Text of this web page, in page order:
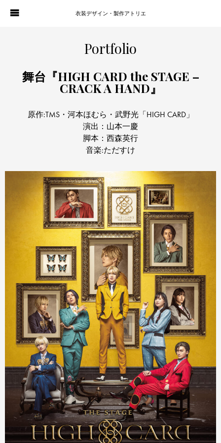
BLOG COMPANY
HISTORY
衣装デザイン・製作アトリエ
Portfolio
舞台『HIGH CARD the STAGE –
CRACK A HAND』
原作:TMS・河本ほむら・武野光「HIGH CARD」
演出：山本一慶
脚本：西森英行
音楽:ただすけ